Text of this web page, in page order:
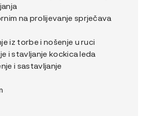
na prolijevanje sprječava
iz torbe i nošenje u ruci
i stavljanje kockica leda
i sastavljanje